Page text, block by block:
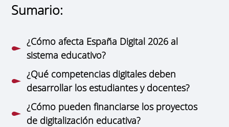
Sumario:
¿Cómo afecta España Digital 2026 al
sistema educativo?
¿Qué competencias digitales deben
desarrollar los estudiantes y docentes?
¿Cómo pueden financiarse los proyectos
de digitalización educativa?